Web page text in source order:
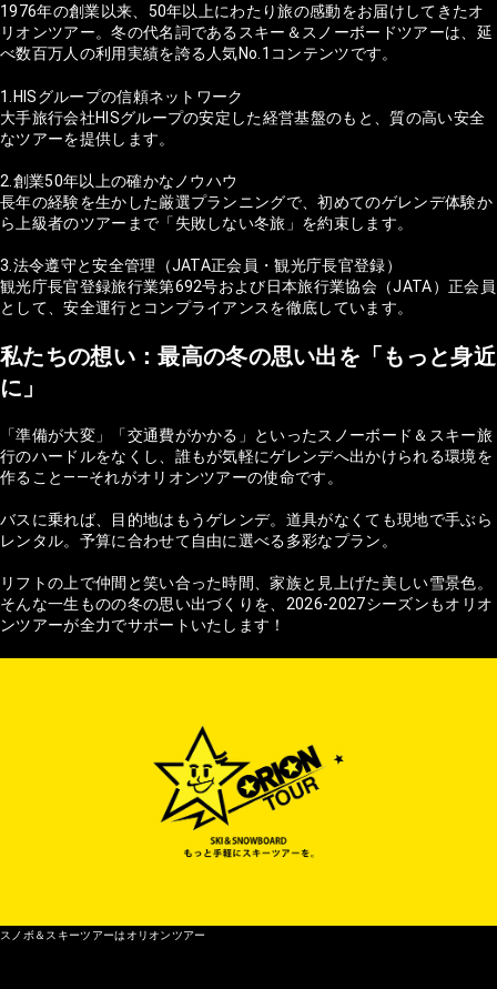
1976年の創業以来、50年以上にわたり旅の感動をお届けしてきたオ
リオンツアー。冬の代名詞であるスキー＆スノーボードツアーは、延
べ数百万人の利用実績を誇る人気No.1コンテンツです。
1.HISグループの信頼ネットワーク
大手旅行会社HISグループの安定した経営基盤のもと、質の高い安全
なツアーを提供します。
2.創業50年以上の確かなノウハウ
長年の経験を生かした厳選プランニングで、初めてのゲレンデ体験か
ら上級者のツアーまで「失敗しない冬旅」を約束します。
3.法令遵守と安全管理（JATA正会員・観光庁長官登録）
観光庁長官登録旅行業第692号および日本旅行業協会（JATA）正会員
として、安全運行とコンプライアンスを徹底しています。
私たちの想い：最高の冬の思い出を「もっと身近
に」
「準備が大変」「交通費がかかる」といったスノーボード＆スキー旅
行のハードルをなくし、誰もが気軽にゲレンデへ出かけられる環境を
作ること——それがオリオンツアーの使命です。
バスに乗れば、目的地はもうゲレンデ。道具がなくても現地で手ぶら
レンタル。予算に合わせて自由に選べる多彩なプラン。
リフトの上で仲間と笑い合った時間、家族と見上げた美しい雪景色。
そんな一生ものの冬の思い出づくりを、2026-2027シーズンもオリオ
ンツアーが全力でサポートいたします！
スノボ＆スキーツアーはオリオンツアー